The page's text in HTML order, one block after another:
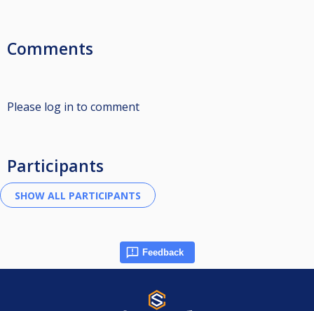
Comments
Please log in to comment
Participants
Feedback